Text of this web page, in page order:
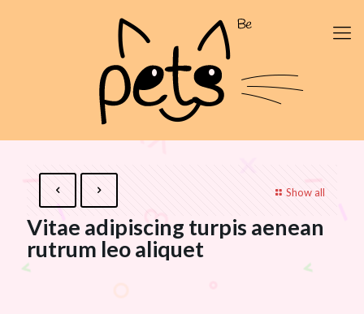
Show all
Vitae adipiscing turpis aenean
rutrum leo aliquet